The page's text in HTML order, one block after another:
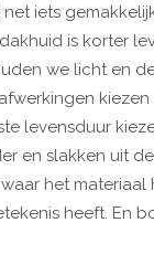
iets
is korter
we licht en
levensduur
en slakken uit
het materiaal
heeft. En